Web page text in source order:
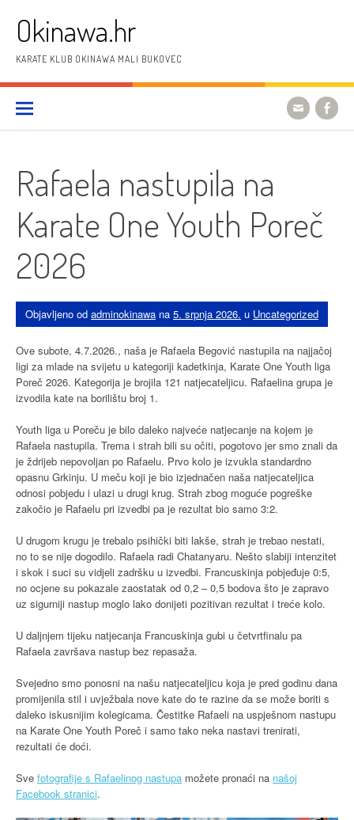
sadržajOkinawa.hr
KARATE KLUB OKINAWA MALI BUKOVEC
Rafaela nastupila na
Karate One Youth Poreč
2026
Objavljeno od adminokinawa na 5. srpnja 2026. u Uncategorized
Ove subote, 4.7.2026., naša je Rafaela Begović nastupila na najjačoj
ligi za mlade na svijetu u kategoriji kadetkinja, Karate One Youth liga
Poreč 2026. Kategorija je brojila 121 natjecateljicu. Rafaelina grupa je
izvodila kate na borilištu broj 1.
Youth liga u Poreču je bilo daleko najveće natjecanje na kojem je
Rafaela nastupila. Trema i strah bili su očiti, pogotovo jer smo znali da
je ždrijeb nepovoljan po Rafaelu. Prvo kolo je izvukla standardno
opasnu Grkinju. U meču koji je bio izjednačen naša natjecateljica
odnosi pobjedu i ulazi u drugi krug. Strah zbog moguće pogreške
zakočio je Rafaelu pri izvedbi pa je rezultat bio samo 3:2.
U drugom krugu je trebalo psihički biti lakše, strah je trebao nestati,
no to se nije dogodilo. Rafaela radi Chatanyaru. Nešto slabiji intenzitet
i skok i suci su vidjeli zadršku u izvedbi. Francuskinja pobjeđuje 0:5,
no ocjene su pokazale zaostatak od 0,2 – 0,5 bodova što je zapravo
uz sigurniji nastup moglo lako donijeti pozitivan rezultat i treće kolo.
U daljnjem tijeku natjecanja Francuskinja gubi u četvrtfinalu pa
Rafaela završava nastup bez repasaža.
Svejedno smo ponosni na našu natjecateljicu koja je pred godinu dana
promijenila stil i uvježbala nove kate do te razine da se može boriti s
daleko iskusnijim kolegicama. Čestitke Rafaeli na uspješnom nastupu
na Karate One Youth Poreč i samo tako neka nastavi trenirati,
rezultati će doći.
Sve fotografije s Rafaelinog nastupa možete pronaći na našoj
Facebook stranici.